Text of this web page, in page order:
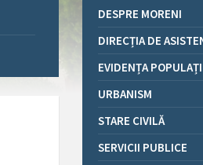
DESPRE MORENI
DIRECȚIA DE
EVIDENȚA
URBANISM
STARE CIVILĂ
SERVICII PUBLICE